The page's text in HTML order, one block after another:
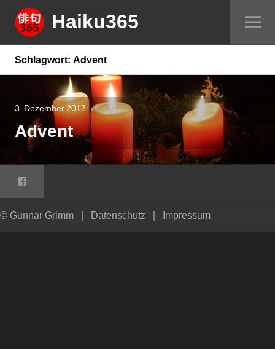
Springe
zum
Inhalt
Haiku365
Schlagwort: Advent
3. Dezember 2017
Advent
Facebook
© Gunnar Grimm | Datenschutz | Impressum